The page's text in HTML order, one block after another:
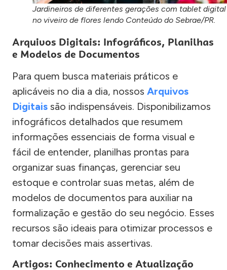
Jardineiros de diferentes gerações com tablet digital
no viveiro de flores lendo Conteúdo do Sebrae/PR.
Arquivos Digitais: Infográficos, Planilhas
e Modelos de Documentos
Para quem busca materiais práticos e
aplicáveis no dia a dia, nossos Arquivos
Digitais são indispensáveis. Disponibilizamos
infográficos detalhados que resumem
informações essenciais de forma visual e
fácil de entender, planilhas prontas para
organizar suas finanças, gerenciar seu
estoque e controlar suas metas, além de
modelos de documentos para auxiliar na
formalização e gestão do seu negócio. Esses
recursos são ideais para otimizar processos e
tomar decisões mais assertivas.
Artigos: Conhecimento e Atualização